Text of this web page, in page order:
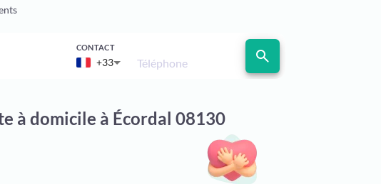
CONTACT
+33 Téléphone search
à domicile à Écordal 08130